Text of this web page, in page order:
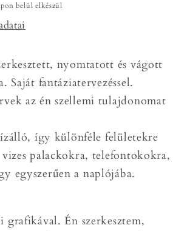
belül elkészül
nyomtatott és vágott
Saját fantáziatervezéssel.
az én szellemi tulajdonomat
így különféle felületekre
palackokra, telefontokokra,
egyszerűen a naplójába.
grafikával. Én szerkesztem,